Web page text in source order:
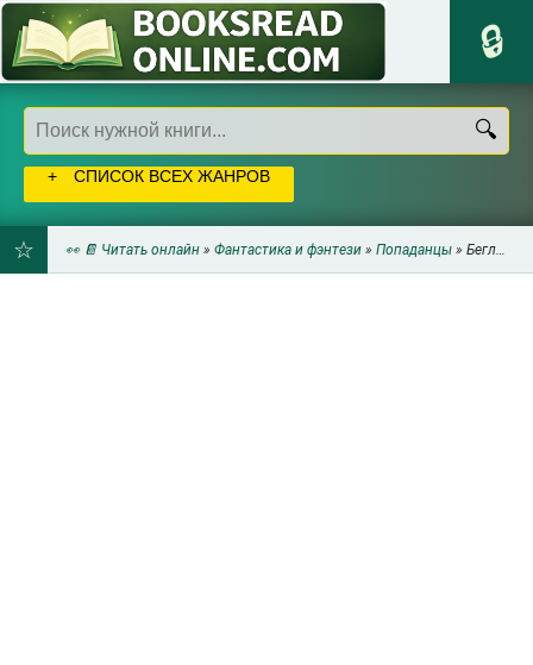
СПИСОК ВСЕХ ЖАНРОВ
👀 📔 Читать онлайн » Фантастика и фэнтези » Попаданцы » Беглый в Гаване (СИ) - АЗК